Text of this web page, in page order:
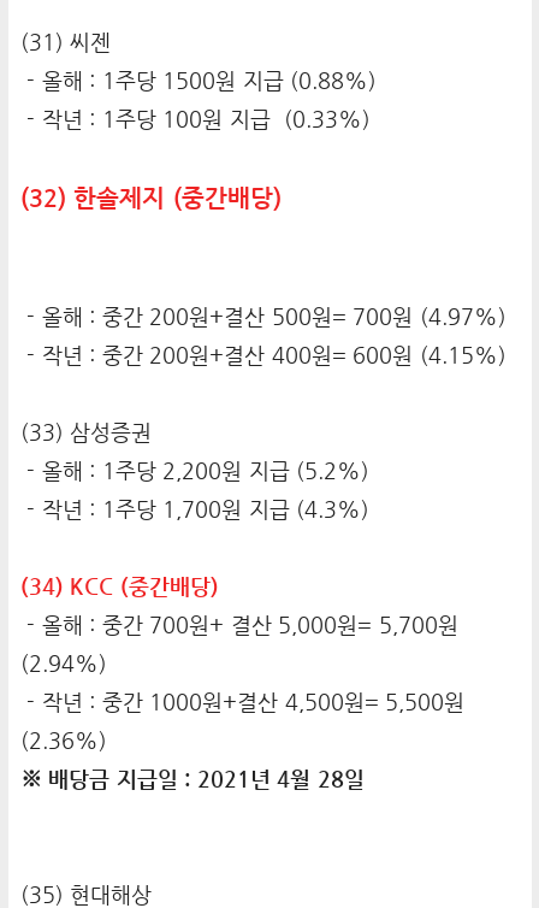
(31) 씨젠
- 올해 : 1주당 1500원 지급 (0.88%)
- 작년 : 1주당 100원 지급 (0.33%)
(32) 한솔제지 (중간배당)
- 올해 : 중간 200원+결산 500원= 700원 (4.97%)
- 작년 : 중간 200원+결산 400원= 600원 (4.15%)
(33) 삼성증권
- 올해 : 1주당 2,200원 지급 (5.2%)
- 작년 : 1주당 1,700원 지급 (4.3%)
(34) KCC (중간배당)
- 올해 : 중간 700원+ 결산 5,000원= 5,700원
(2.94%)
- 작년 : 중간 1000원+결산 4,500원= 5,500원
(2.36%)
※ 배당금 지급일 : 2021년 4월 28일
(35) 현대해상